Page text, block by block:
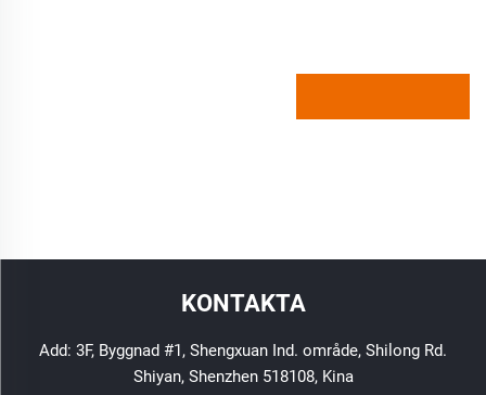
KONTAKTA
Add: 3F, Byggnad #1, Shengxuan Ind. område, Shilong Rd.
Shiyan, Shenzhen 518108, Kina